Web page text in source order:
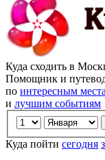
Куда сходить в
Помощник и
по интересным
и лучшим событиям
Куда пойти сегодня